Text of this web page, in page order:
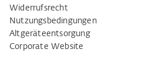
Widerrufsrecht
Nutzungsbedingungen
Altgeräteentsorgung
Corporate Website